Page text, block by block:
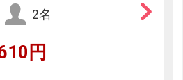
2名
円